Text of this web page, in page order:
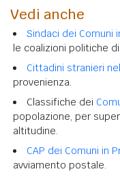
Vedi anche
Sindaci dei Comuni
le coalizioni politiche
Cittadini stranieri
provenienza.
Classifiche dei
popolazione, per
altitudine.
CAP dei Comuni in
avviamento postale.